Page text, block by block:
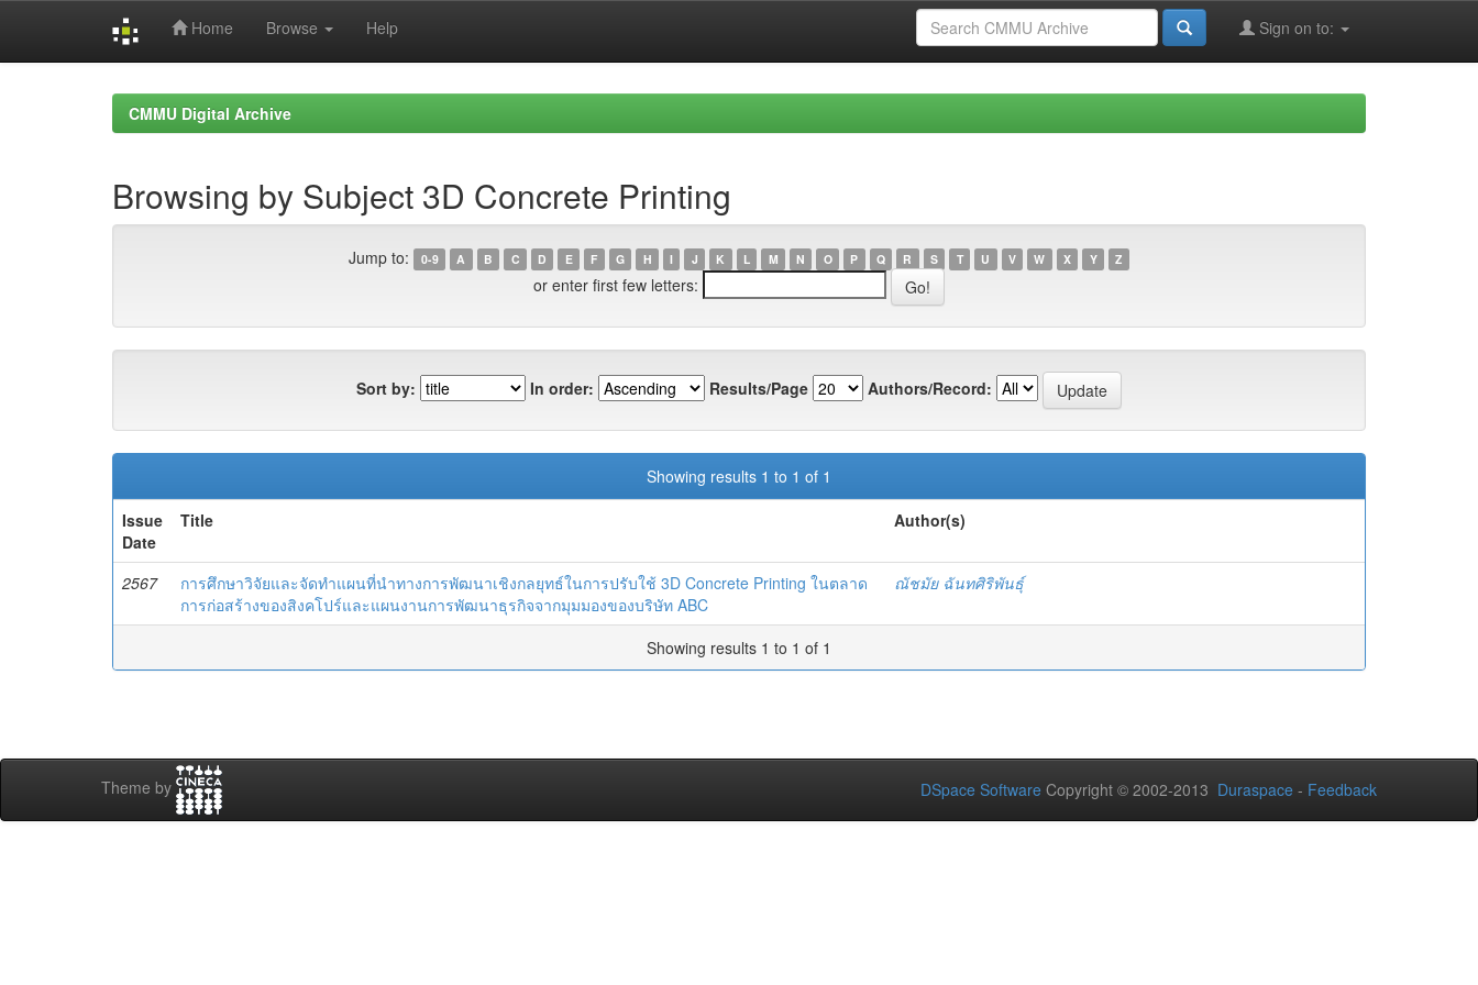
Home Browse Help Sign on to:
CMMU Digital Archive
Browsing by Subject 3D Concrete Printing
Jump to: 0-9 A B C D E F G H I J K L M N O P Q R S T U V W X Y Z
or enter first few letters:
Sort by: In order: Results/Page Authors/Record:
Showing results 1 to 1 of 1
Issue
Date
Title Author(s)
2567
การศึกษาวิจัยและจัดทำแผนที่นำทางการพัฒนาเชิงกลยุทธ์ในการปรับใช้ 3D Concrete Printing ในตลาด
การก่อสร้างของสิงคโปร์และแผนงานการพัฒนาธุรกิจจากมุมมองของบริษัท ABC
ณัชมัย ฉันทศิริพันธุ์
Showing results 1 to 1 of 1
Theme by DSpace Software Copyright © 2002-2013 Duraspace - Feedback